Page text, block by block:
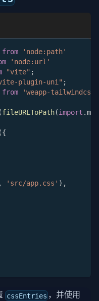
from
'node:path'
'node:url'
"vite" ;
vite-plugin-uni" ;
from 'weapp-
(fileURLToPath(import .
({
, 'src/app.css' ) ,
cssEntries ，并使用